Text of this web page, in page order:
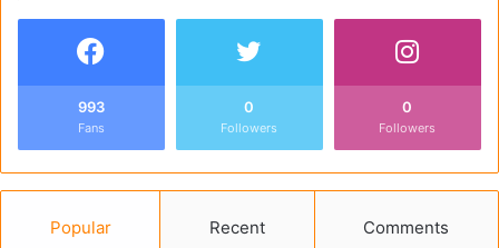
993
Fans
0
Followers
0
Followers
Popular Recent Comments